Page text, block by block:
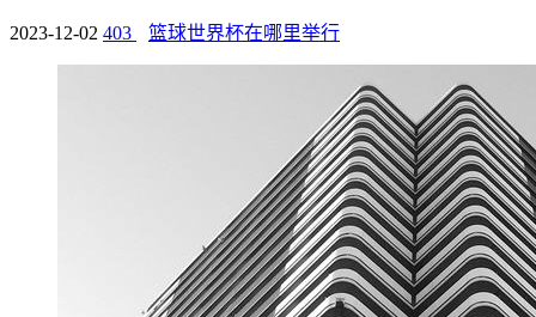
2023-12-02 403 篮球世界杯在哪里举行